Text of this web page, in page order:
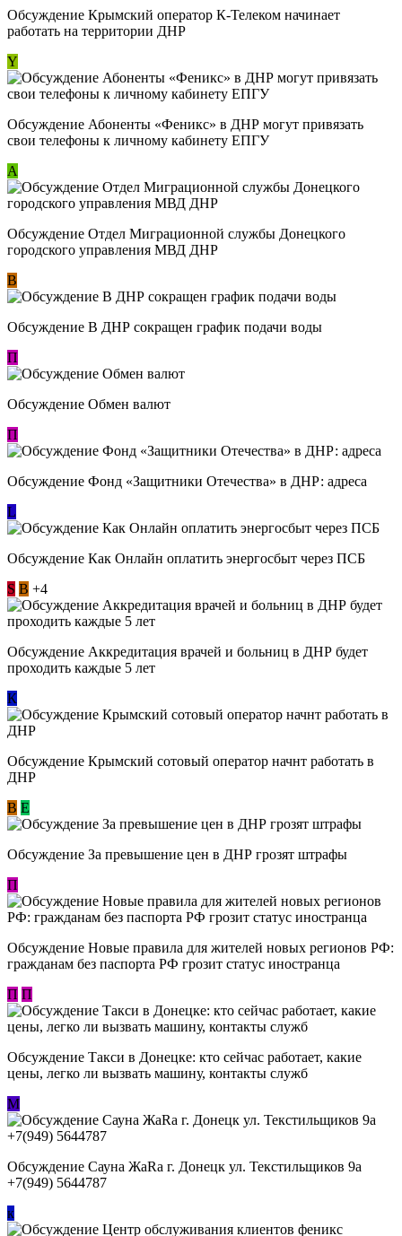
Обсуждение Крымский оператор К-Телеком начинает
работать на территории ДНР
Y
Обсуждение ​Абоненты «Феникс» в ДНР могут привязать
свои телефоны к личному кабинету ЕПГУ
А
Обсуждение Отдел Миграционной службы Донецкого
городского управления МВД ДНР
В
Обсуждение В ДНР сокращен график подачи воды
П
Обсуждение Обмен валют
П
Обсуждение Фонд «Защитники Отечества» в ДНР: адреса
L
Обсуждение ​Как Онлайн оплатить энергосбыт через ПСБ
S В +4
Обсуждение Аккредитация врачей и больниц в ДНР будет
проходить каждые 5 лет
К
Обсуждение Крымский сотовый оператор начнт работать в
ДНР
В E
Обсуждение За превышение цен в ДНР грозят штрафы
П
Обсуждение Новые правила для жителей новых регионов РФ:
гражданам без паспорта РФ грозит статус иностранца
П П
Обсуждение ​Такси в Донецке: кто сейчас работает, какие
цены, легко ли вызвать машину, контакты служб
М
Обсуждение Сауна ЖаRa г. Донецк ул. Текстильщиков 9а
+7(949) 5644787
к